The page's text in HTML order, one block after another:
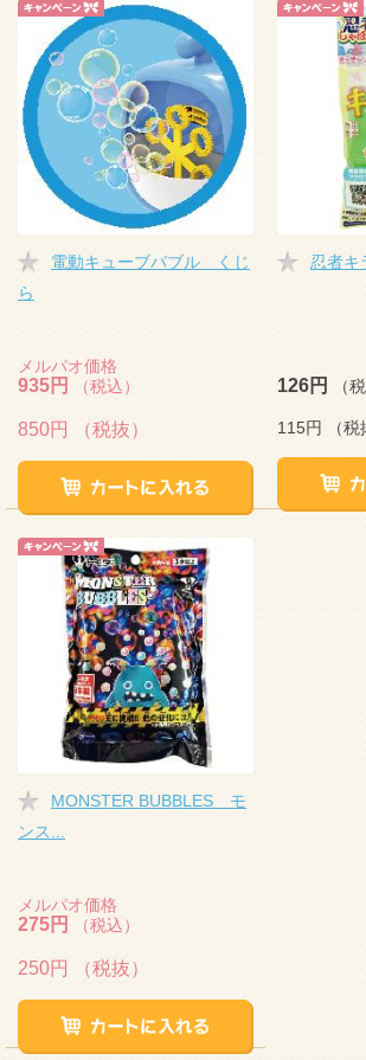
電動キューブバブル くじ
ら
メルパオ価格
935円 （税込）
850円 （税抜）
忍者キ
126円 （
115円 （税
MONSTER BUBBLES モ
ンス...
メルパオ価格
275円 （税込）
250円 （税抜）